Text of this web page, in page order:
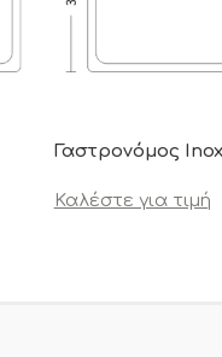
Γαστρονόμος
Καλέστε για τιμή